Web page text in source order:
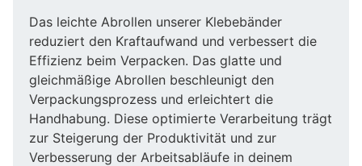
Das leichte Abrollen unserer Klebebänder
reduziert den Kraftaufwand und verbessert die
Effizienz beim Verpacken. Das glatte und
gleichmäßige Abrollen beschleunigt den
Verpackungsprozess und erleichtert die
Handhabung. Diese optimierte Verarbeitung trägt
zur Steigerung der Produktivität und zur
Verbesserung der Arbeitsabläufe in deinem